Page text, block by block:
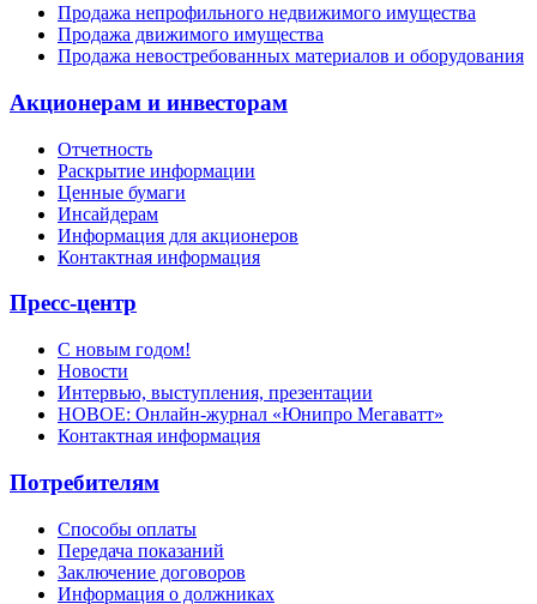
Продажа непрофильного недвижимого имущества
Продажа движимого имущества
Продажа невостребованных материалов и оборудования
Акционерам и инвесторам
Отчетность
Раскрытие информации
Ценные бумаги
Инсайдерам
Информация для акционеров
Контактная информация
Пресс-центр
С новым годом!
Новости
Интервью, выступления, презентации
НОВОЕ: Онлайн-журнал «Юнипро Мегаватт»
Контактная информация
Потребителям
Способы оплаты
Передача показаний
Заключение договоров
Информация о должниках